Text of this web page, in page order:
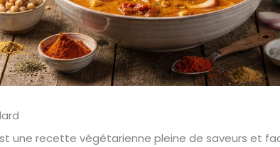
une recette végétarienne pleine de saveurs et